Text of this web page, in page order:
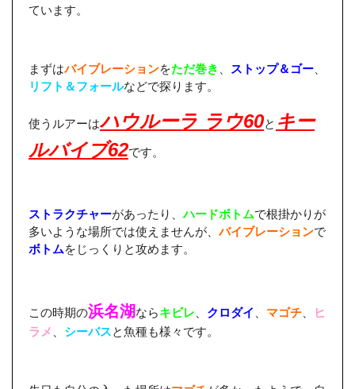
ています。
まずはバイブレーションをただ巻き ストップ＆ゴー
リフト＆フォールなどで探ります。
使うルアーはハウルーラ ラウ60と キー
ルバイブ62です。
ストラクチャーがあったり、ハードボトムで根掛かりが
多いような場所では使えませんが、 バイブレーションで
ボトムをじっくりと攻めます。
この時期の浜名湖ならキビレ クロダイ マゴチ
ヒ
ラメ
シーバスと魚種も様々です。